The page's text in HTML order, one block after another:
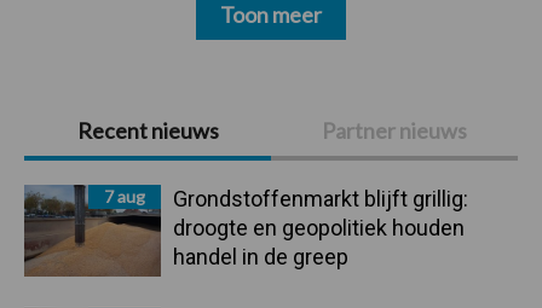
Primaire
Sidebar
Recent nieuws Partner nieuws
7 aug
Grondstoffenmarkt blijft grillig:
droogte en geopolitiek houden
handel in de greep
Toon meer